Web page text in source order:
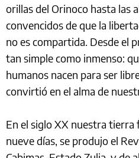
orillas del Orinoco hasta las
convencidos de que la
no es compartida. Desde el
tan simple como inmenso:
humanos nacen para ser
convirtió en el alma de
En el siglo XX nuestra tierra
nueve días, se produjo el